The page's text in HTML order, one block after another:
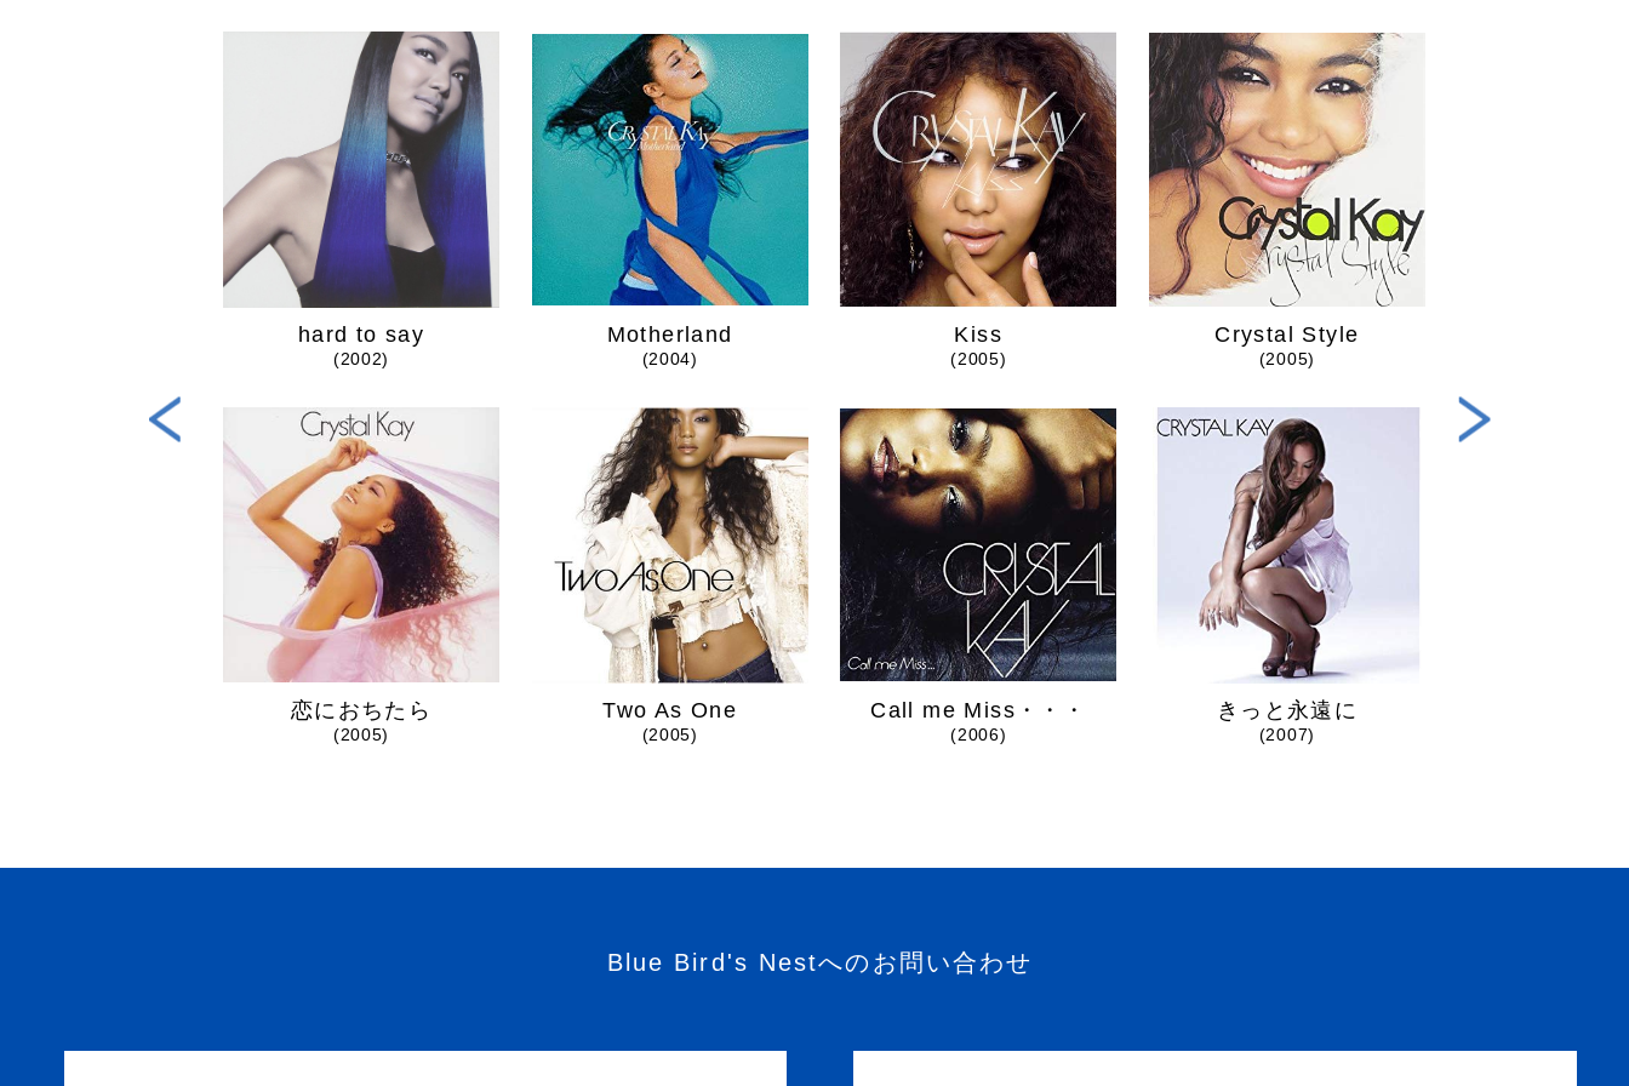
hard to say
(2002)
Motherland
(2004)
Kiss
(2005)
Crystal Style
(2005)
恋におちたら
(2005)
Two As One
(2005)
Call me Miss・・・
(2006)
きっと永遠に
(2007)
Blue Bird's Nestへのお問い合わせ